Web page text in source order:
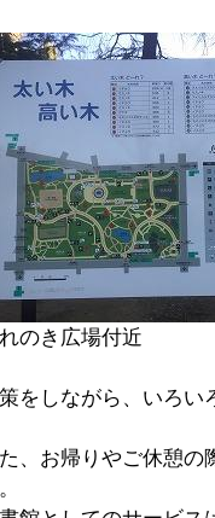
のき広場付近
をしながら、いろい
、お帰りやご休憩